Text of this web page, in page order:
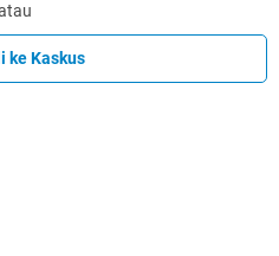
ke Kaskus